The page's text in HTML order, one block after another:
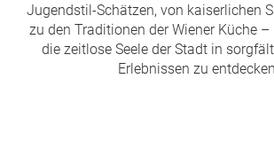
Jugendstil-Schätzen, von kaiserlichen
zu den Traditionen der Wiener Küche –
die zeitlose Seele der Stadt in
Erlebnissen zu